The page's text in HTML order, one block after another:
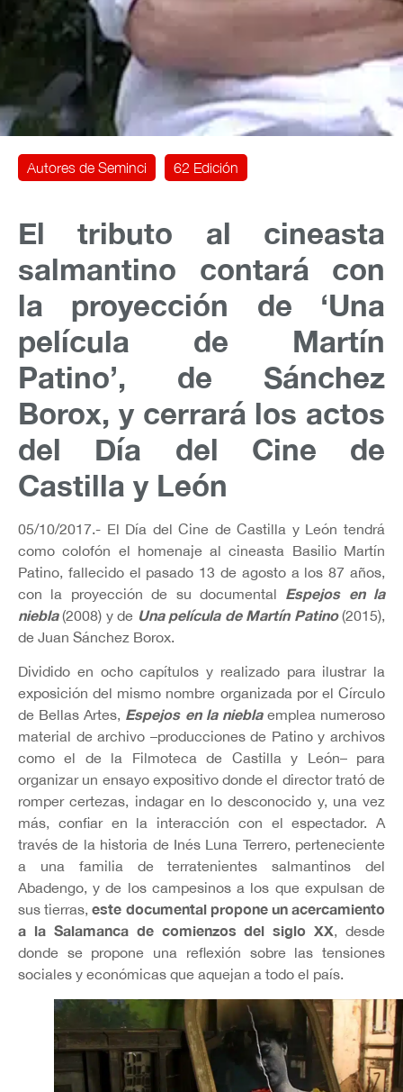
Autores de Seminci 62 Edición
El tributo al cineasta
salmantino contará con
la proyección de ‘Una
película de Martín
Patino’, de Sánchez
Borox, y cerrará los actos
del Día del Cine de
Castilla y León
05/10/2017.- El Día del Cine de Castilla y León tendrá
como colofón el homenaje al cineasta Basilio Martín
Patino, fallecido el pasado 13 de agosto a los 87 años,
con la proyección de su documental Espejos en la
niebla(2008) y de Una película de Martín Patino(2015),
de Juan Sánchez Borox.
Dividido en ocho capítulos y realizado para ilustrar la
exposición del mismo nombre organizada por el Círculo
de Bellas Artes, Espejos en la nieblaemplea numeroso
material de archivo –producciones de Patino y archivos
como el de la Filmoteca de Castilla y León– para
organizar un ensayo expositivo donde el director trató de
romper certezas, indagar en lo desconocido y, una vez
más, confiar en la interacción con el espectador. A
través de la historia de Inés Luna Terrero, perteneciente
a una familia de terratenientes salmantinos del
Abadengo, y de los campesinos a los que expulsan de
sus tierras,este documental propone un acercamiento
a la Salamanca de comienzos del siglo XX, desde
donde se propone una reflexión sobre las tensiones
sociales y económicas que aquejan a todo el país.